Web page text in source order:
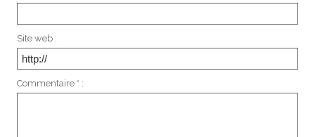
Site web :
Commentaire * :